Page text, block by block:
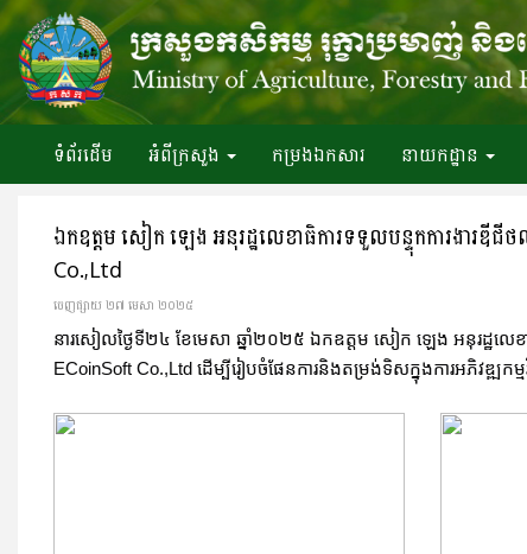
ទំព័រ​ដើម អំពី​ក្រសួង កម្រងឯកសារ នាយកដ្ឋាន
ឯកឧត្តម សៀក ឡេង អនុរដ្ឋលេខាធិការទទួលបន្ទុកការងារឌី
Co.,Ltd
ចេញ​ផ្សាយ​ ២៧ មេសា ២០២៥
នារសៀលថ្ងៃទី២៤ ខែមេសា ឆ្នាំ២០២៥ ឯកឧត្តម សៀក ឡេង អនុរដ្ឋលេ
ECoinSoft Co.,Ltd ដើម្បីរៀបចំផែនការនិងតម្រង់ទិសក្នុងការអភិវឌ្